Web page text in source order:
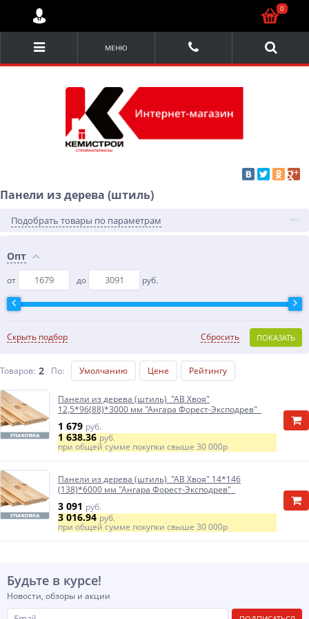
МЕНЮ
Панели из дерева (штиль)
Подобрать товары по параметрам
Опт
от до руб.
Скрыть подбор ПОКАЗАТЬ
Сбросить
Товаров: 2 По: Умолчанию Цене Рейтингу
Панели из дерева (штиль) "АВ Хвоя"
12,5*96(88)*3000 мм "Ангара Форест-Эксподрев"
1 679 руб.
1 638.36руб.
при общей сумме покупки свыше 30 000р
Панели из дерева (штиль) "АВ Хвоя" 14*146
(138)*6000 мм "Ангара Форест-Эксподрев"
3 091 руб.
3 016.94руб.
при общей сумме покупки свыше 30 000р
Будьте в курсе!
Новости, обзоры и акции
0